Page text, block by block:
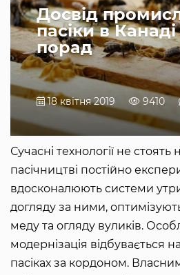
Досвід
пасіки в
порад
18 квітня 2019 9410
Сучасні технології не стоять
пасічництві постійно
вдосконалюють системи
догляду за ними,
меду та огляду вуликів.
модернізація відбувається
пасіках за кордоном.